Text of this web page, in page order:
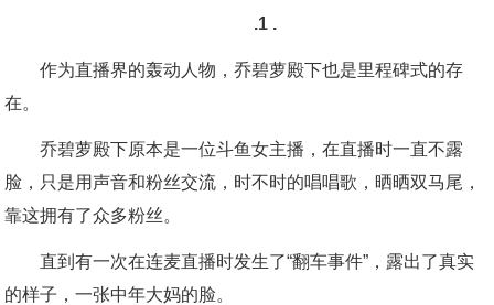
.1 .
作为直播界的轰动人物，乔碧萝殿下也是里程碑式的存
在。
乔碧萝殿下原本是一位斗鱼女主播，在直播时一直不露
脸，只是用声音和粉丝交流，时不时的唱唱歌，晒晒双马尾，
靠这拥有了众多粉丝。
直到有一次在连麦直播时发生了“翻车事件”，露出了真实
的样子，一张中年大妈的脸。